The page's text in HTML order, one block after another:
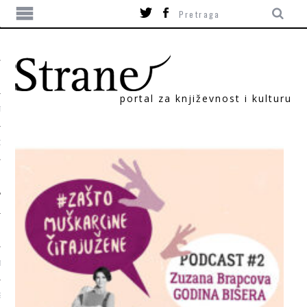
portal za književnost i kulturu